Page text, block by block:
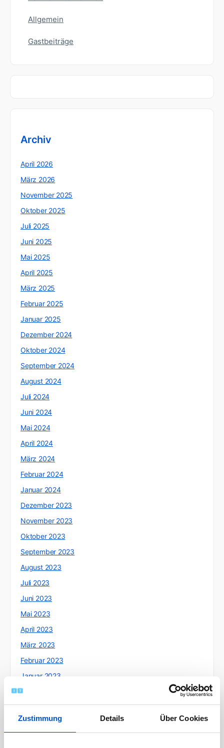
Zustimmung Details Über Cookies
Allgemein
Gastbeiträge
Archiv
April 2026
März 2026
November 2025
Oktober 2025
Juli 2025
Juni 2025
Mai 2025
April 2025
März 2025
Februar 2025
Januar 2025
Dezember 2024
Oktober 2024
September 2024
August 2024
Juli 2024
Juni 2024
Mai 2024
April 2024
März 2024
Februar 2024
Januar 2024
Dezember 2023
November 2023
Oktober 2023
September 2023
August 2023
Juli 2023
Juni 2023
Mai 2023
April 2023
März 2023
Februar 2023
Januar 2023
Dezember 2022
November 2022
Oktober 2022